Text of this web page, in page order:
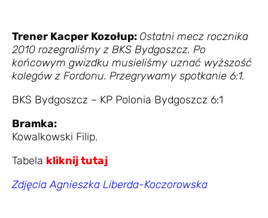
Trener Kacper Kozołup: Ostatni mecz rocznika
2010 rozegraliśmy z BKS Bydgoszcz. Po
końcowym gwizdku musieliśmy uznać wyższość
kolegów z Fordonu. Przegrywamy spotkanie 6:1.
BKS Bydgoszcz – KP Polonia Bydgoszcz 6:1
Bramka:
Kowalkowski Filip.
Tabela kliknij tutaj
Zdjęcia Agnieszka Liberda-Koczorowska